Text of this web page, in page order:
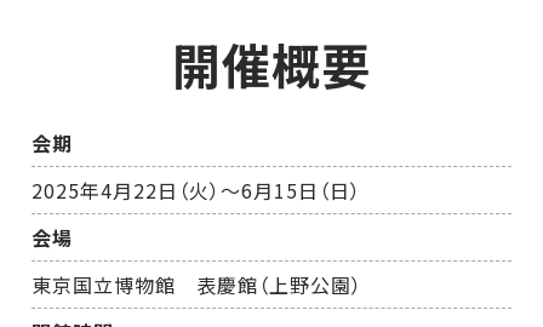
開催概要
会期
2025年4月22日（火）～6月15日（日）
会場
東京国立博物館 表慶館（上野公園）